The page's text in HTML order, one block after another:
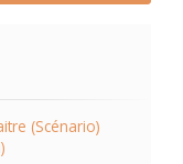
(Scénario)